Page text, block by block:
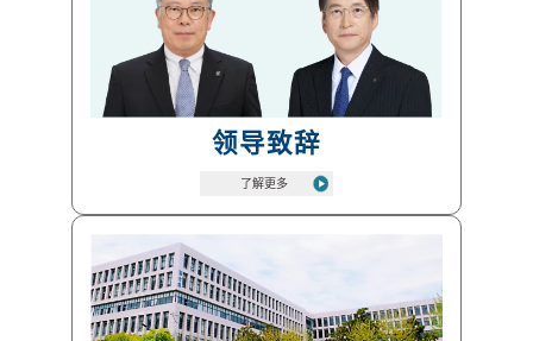
领导致辞